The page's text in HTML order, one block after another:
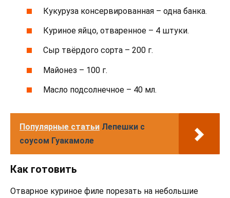
Кукуруза консервированная – одна банка.
Куриное яйцо, отваренное – 4 штуки.
Сыр твёрдого сорта – 200 г.
Майонез – 100 г.
Масло подсолнечное – 40 мл.
Популярные статьи Лепешки с
соусом Гуакамоле
Как готовить
Отварное куриное филе порезать на небольшие